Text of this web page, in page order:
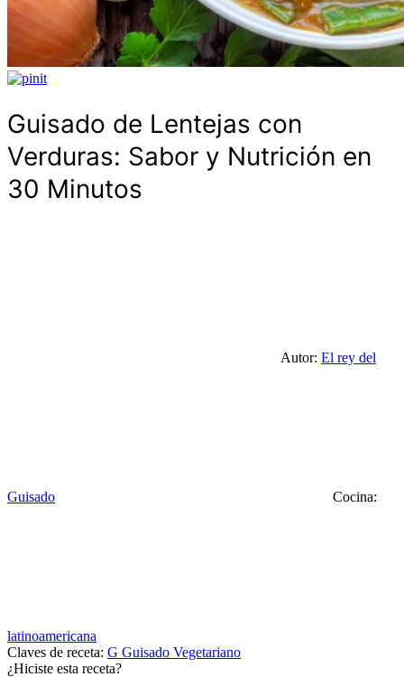
Guisado de Lentejas con
Verduras: Sabor y Nutrición en
30 Minutos
Autor: El rey del
Guisado Cocina:
latinoamericana
Claves de receta: G Guisado Vegetariano
¿Hiciste esta receta?